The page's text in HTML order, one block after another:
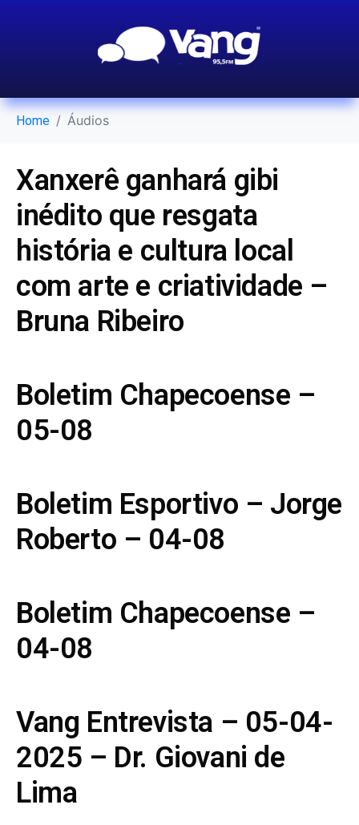
Home Áudios
Xanxerê ganhará gibi
inédito que resgata
história e cultura local
com arte e criatividade –
Bruna Ribeiro
Boletim Chapecoense –
05-08
Boletim Esportivo – Jorge
Roberto – 04-08
Boletim Chapecoense –
04-08
Vang Entrevista – 05-04-
2025 – Dr. Giovani de
Lima